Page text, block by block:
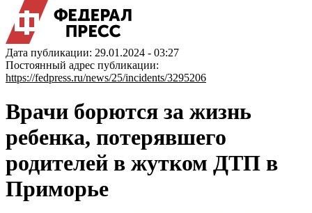
Дата публикации: 29.01.2024 - 03:27
Постоянный адрес публикации:
https://fedpress.ru/news/25/incidents/3295206
Врачи борются за жизнь
ребенка, потерявшего
родителей в жутком ДТП в
Приморье